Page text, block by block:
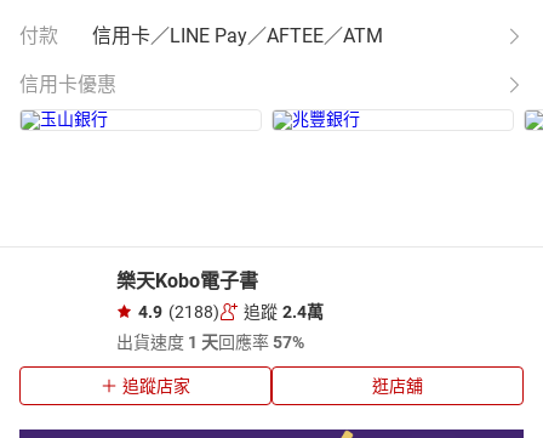
付款 信用卡／LINE Pay／AFTEE／ATM
信用卡優惠
樂天Kobo電子書
4.9 (2188) 追蹤 2.4萬
出貨速度 1 天回應率57%
追蹤店家 逛店舖